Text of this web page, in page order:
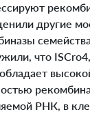
другие
что
РНК, в